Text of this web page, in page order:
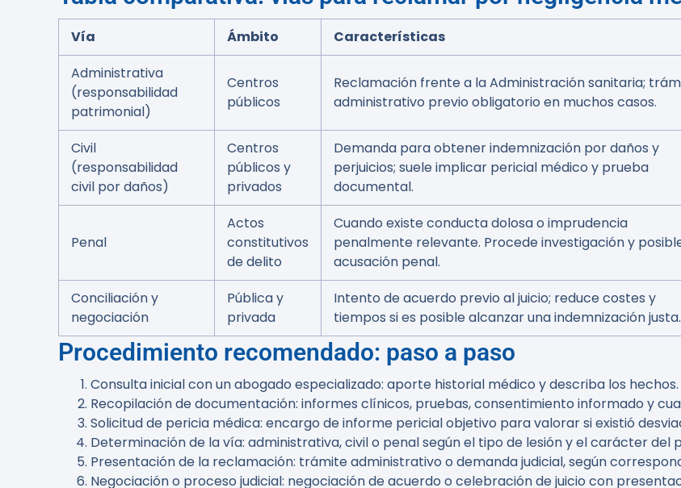
Vía Ámbito Características
Administrativa
(responsabilidad
patrimonial)
Centros
públicos
Reclamación frente a la Administración sanitaria;
administrativo previo obligatorio en muchos casos.
Civil
(responsabilidad
civil por daños)
Centros
públicos y
privados
Demanda para obtener indemnización por daños y
perjuicios; suele implicar pericial médico y prueba
documental.
Penal
Actos
constitutivos
de delito
Cuando existe conducta dolosa o imprudencia
penalmente relevante. Procede investigación y
acusación penal.
Conciliación y
negociación
Pública y
privada
Intento de acuerdo previo al juicio; reduce costes y
tiempos si es posible alcanzar una indemnización justa.
Procedimiento recomendado: paso a paso
Consulta inicial con un abogado especializado: aporte historial médico y describa los
Recopilación de documentación: informes clínicos, pruebas, consentimiento informado y
Solicitud de pericia médica: encargo de informe pericial objetivo para valorar si existió
Determinación de la vía: administrativa, civil o penal según el tipo de lesión y el carácter del
Presentación de la reclamación: trámite administrativo o demanda judicial, según
Negociación o proceso judicial: negociación de acuerdo o celebración de juicio con